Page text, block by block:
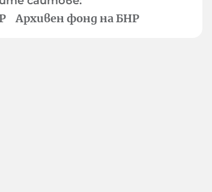
Архивен фонд на БНР